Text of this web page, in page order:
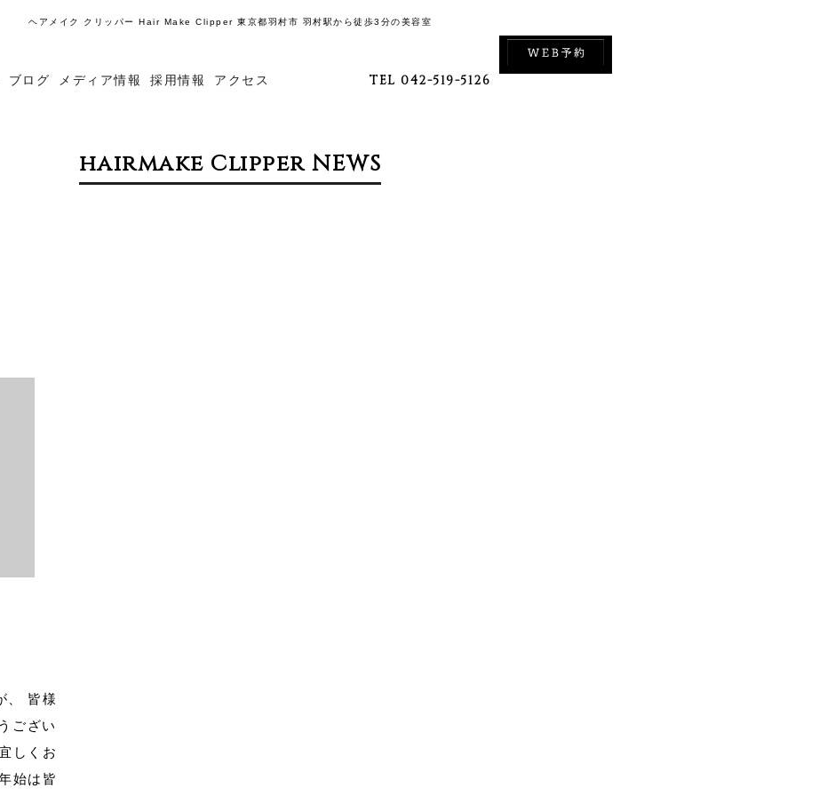
ヘアメイク クリッパー Hair Make Clipper 東京都羽村市 羽村駅から徒歩3分の美容室
ブログ メディア情報 採用情報 アクセス TEL 042-519-5126
hairmake Clipper NEWS
、 皆様
ござい
しくお
始は皆